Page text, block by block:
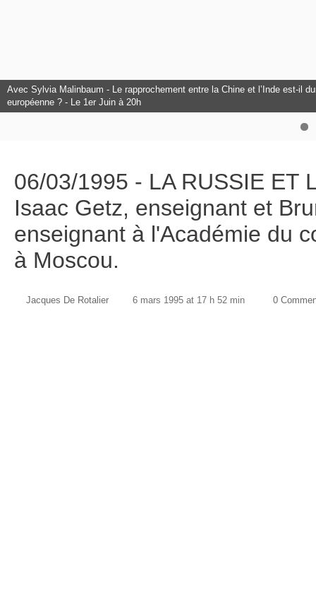
L'Europe à l'honneur au Club Citoyens.
Avec Sylvia Malinbaum - Le rapprochement entre la Chine et l’Inde est-il
européenne ? - Le 1er Juin à 20h
Avec François Bancilhon - L’intelligence Artificielle est-elle un danger
06/03/1995 - LA RUSSIE ET
Isaac Getz, enseignant et
enseignant à l'Académie du
à Moscou.
Jacques De Rotalier 6 mars 1995 at 17 h 52 min 0